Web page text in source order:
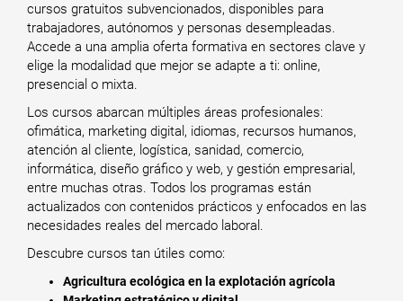
cursos gratuitos subvencionados, disponibles para
trabajadores, autónomos y personas desempleadas.
Accede a una amplia oferta formativa en sectores clave y
elige la modalidad que mejor se adapte a ti: online,
presencial o mixta.
Los cursos abarcan múltiples áreas profesionales:
ofimática, marketing digital, idiomas, recursos humanos,
atención al cliente, logística, sanidad, comercio,
informática, diseño gráfico y web, y gestión empresarial,
entre muchas otras. Todos los programas están
actualizados con contenidos prácticos y enfocados en las
necesidades reales del mercado laboral.
Descubre cursos tan útiles como:
Agricultura ecológica en la explotación agrícola